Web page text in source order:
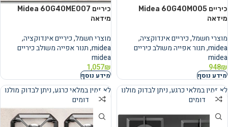
כיריים Midea 60G40M005
מידאה
מוצרי חשמל,כיריים אינדוקציה,
midea
,תנור אפייה משולב כיריים
midea
948₪
מידע נוסף
כיריים Midea 60G40ME007
מידאה
מוצרי חשמל,כיריים אינדוקציה,
midea
,תנור אפייה משולב כיריים
midea
1,057₪
מידע נוסף
נמכר
לא זמין במלאי כרגע, ניתן לבדוק מולנו
מוצרים דומים
נמכר
לא זמין במלאי כרגע, ניתן לבדוק מולנו
מוצרים דומים